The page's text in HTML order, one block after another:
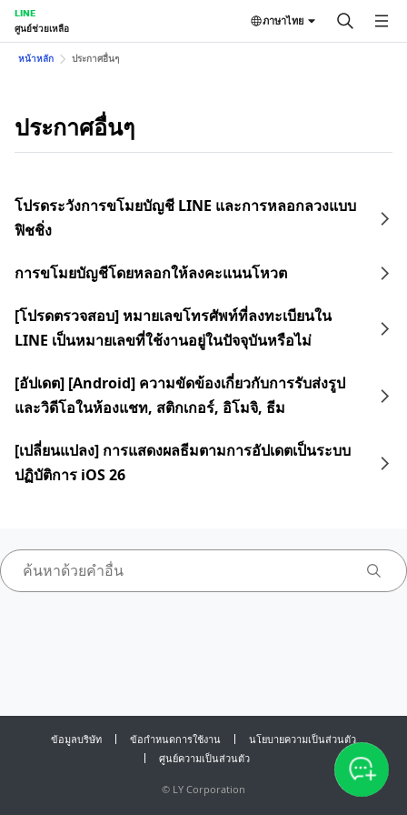
LINE
ศูนย์ช่วยเหลือ
ภาษาไทย
หน้าหลัก ประกาศอื่นๆ
ประกาศอื่นๆ
โปรดระวังการขโมยบัญชี LINE และการหลอกลวงแบบ
ฟิชชิ่ง
การขโมยบัญชีโดยหลอกให้ลงคะแนนโหวต
[โปรดตรวจสอบ] หมายเลขโทรศัพท์ที่ลงทะเบียนใน
LINE เป็นหมายเลขที่ใช้งานอยู่ในปัจจุบันหรือไม่
[อัปเดต] [Android] ความขัดข้องเกี่ยวกับการรับส่งรูป
และวิดีโอในห้องแชท, สติกเกอร์, อิโมจิ, ธีม
[เปลี่ยนแปลง] การแสดงผลธีมตามการอัปเดตเป็นระบบ
ปฏิบัติการ iOS 26
ข้อมูลบริษัท ข้อกำหนดการใช้งาน
นโยบายความเป็นส่วนตัว
ศูนย์ความเป็นส่วนตัว
© LY Corporation